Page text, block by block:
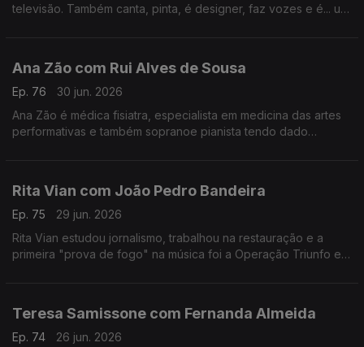
televisão. Também canta, pinta, é designer, faz vozes e é... um
Ana Zão com Rui Alves de Sousa
Ep. 76
30 jun. 2026
Ana Zão é médica fisiatra, especialista em medicina das artes
performativas e também sopranoe pianista tendo dado
Rita Vian com João Pedro Bandeira
Ep. 75
29 jun. 2026
Rita Vian estudou jornalismo, trabalhou na restauração e a
primeira "prova de fogo" na música foi a Operação Triunfo em
Teresa Samissone com Fernanda Almeida
Ep. 74 26 jun. 2026